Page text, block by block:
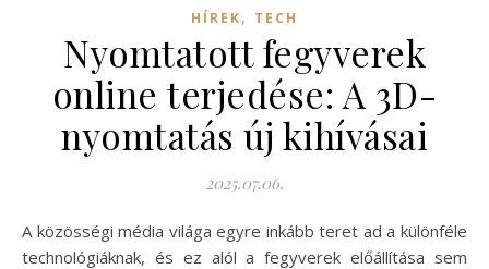
HÍREK, TECH
Nyomtatott fegyverek
online terjedése: A 3D-
nyomtatás új kihívásai
2025.07.06.
A közösségi média világa egyre inkább teret ad a különféle
technológiáknak, és ez alól a fegyverek előállítása sem